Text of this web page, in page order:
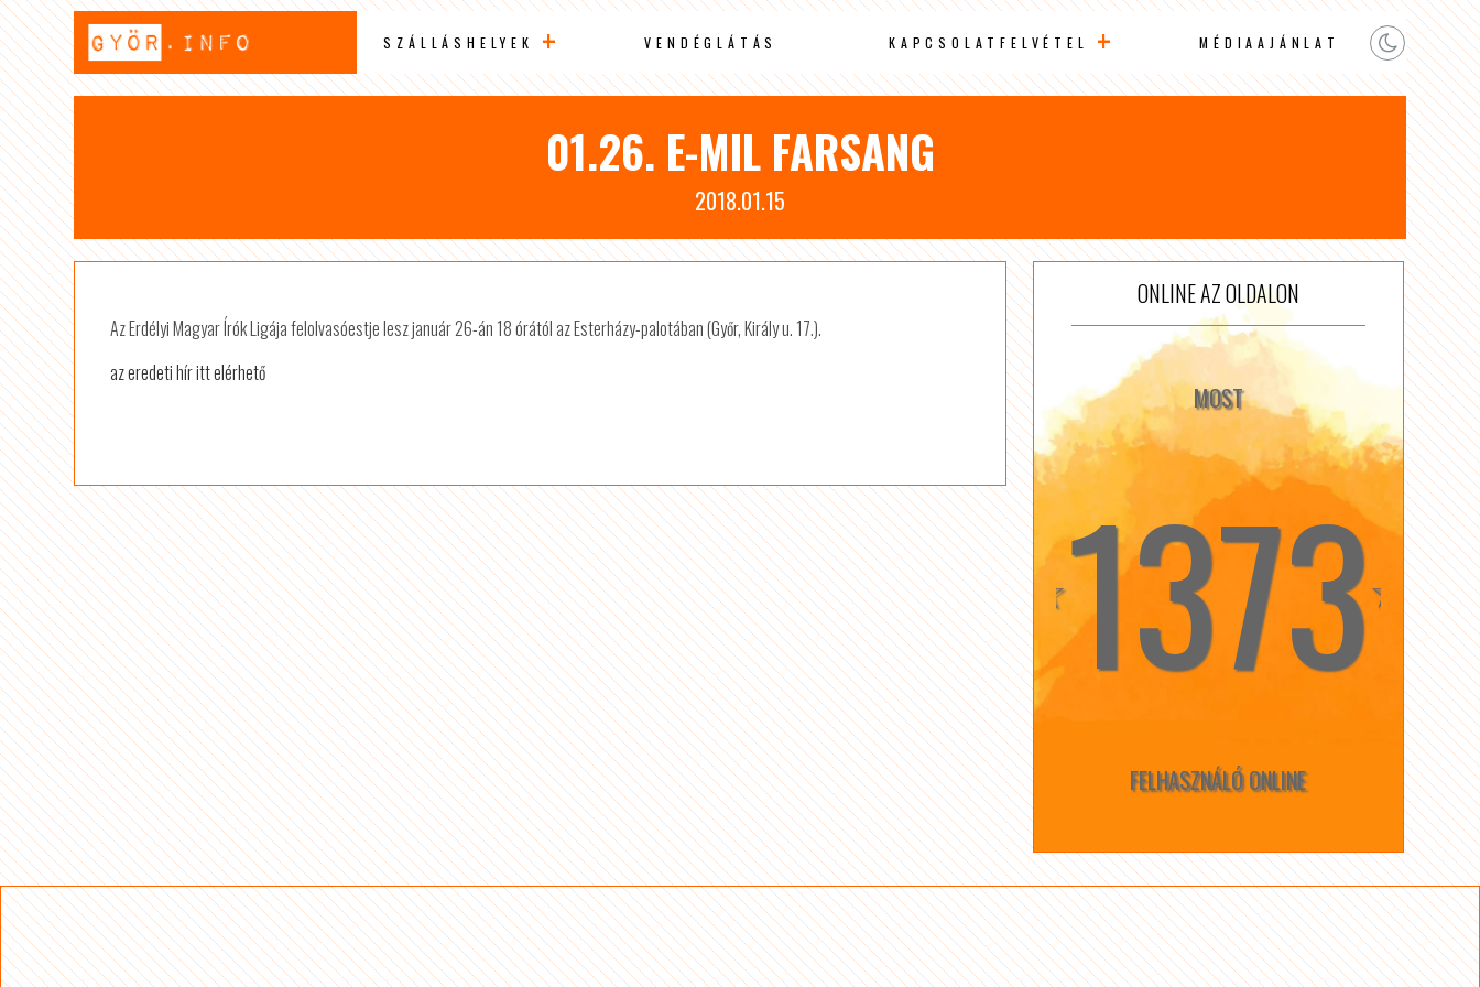
SZÁLLÁSHELYEK VENDÉGLÁTÁS KAPCSOLATFELVÉTEL MÉDIAAJÁNLAT
01.26. E-MIL FARSANG
2018.01.15
Az Erdélyi Magyar Írók Ligája felolvasóestje lesz január 26-án 18 órától az Esterházy-palotában (Győr, Király u. 17.).
az eredeti hír itt elérhető
ONLINE AZ OLDALON
MOST
☆1373☆
FELHASZNÁLÓ ONLINE